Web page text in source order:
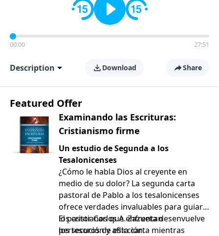
00:00 27:51
Description Download Share
Featured Offer
Examinando las Escrituras:
Cristianismo firme
Un estudio de Segunda a los
Tesalonicenses
¿Cómo le habla Dios al creyente en
medio de su dolor? La segunda carta
pastoral de Pablo a los tesalonicenses
ofrece verdades invaluables para guiar a
los cristianos que enfrentan
persecución y aflicción.
El pastor Carlos A. Zazueta desenvuelve
los tesoros de esta carta mientras